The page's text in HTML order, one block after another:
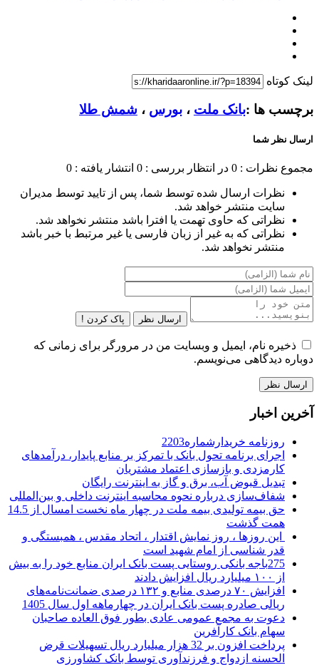
لینک کوتاه
برچسب ها :بانک ملت ، بورس ، شمش طلا
ارسال نظر شما
مجموع نظرات : 0 در انتظار بررسی : 0 انتشار یافته : 0
نظرات ارسال شده توسط شما، پس از تایید توسط مدیران
سایت منتشر خواهد شد.
نظراتی که حاوی تهمت یا افترا باشد منتشر نخواهد شد.
نظراتی که به غیر از زبان فارسی یا غیر مرتبط با خبر باشد
منتشر نخواهد شد.
ارسال نظر پاک کردن !
ذخیره نام، ایمیل و وبسایت من در مرورگر برای زمانی که
دوباره دیدگاهی می‌نویسم.
آخرین اخبار
روزنامه خریدارشماره2203
اجرای برنامه تحول بانک با تمرکز بر منابع پایدار، درآمدهای
کارمزدی و بازسازی اعتماد مشتریان
تبدیل قبوض آب، برق و گاز به اینترنت رایگان
شفاف‌سازی درباره نحوه محاسبه اینترنت داخلی و بین‌المللی
حق بیمه تولیدی بیمه ملت در چهار ماه نخست امسال از 14.5
همت گذشت
این روزها ، روز نمایش اقتدار ، اتحاد مقدس ، همبستگی و
قدر شناسی از امام شهید است
275باجه بانکی روستایی پست بانک ایران منابع خود را به بیش
از ۱۰۰ میلیارد ریال افزایش دادند
افزایش ۷۰ درصدی منابع و ۱۳۲ درصدی ضمانت‌نامه‌های
ریالی صادره پست بانک ایران در چهارماهه اول سال 1405
دعوت به مجمع عمومی عادی بطور فوق العاده صاحبان
سهام بانک کارآفرین
پرداخت افزون بر 32 هزار میلیارد ریال تسهیلات قرض
الحسنه ازدواج و فرزندآوری توسط بانک کشاورزی